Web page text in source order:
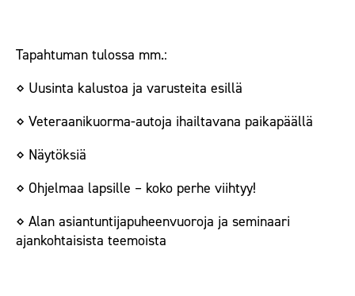
Tapahtuman tulossa mm.:
⋄ Uusinta kalustoa ja varusteita esillä
⋄ Veteraanikuorma-autoja ihailtavana paikapäällä
⋄ Näytöksiä
⋄ Ohjelmaa lapsille – koko perhe viihtyy!
⋄ Alan asiantuntijapuheenvuoroja ja seminaari
ajankohtaisista teemoista